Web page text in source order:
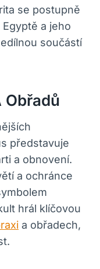
se postupně
a jeho
součástí
Obřadů
představuje
a obnovení.
a ochránce
hrál klíčovou
a obřadech,